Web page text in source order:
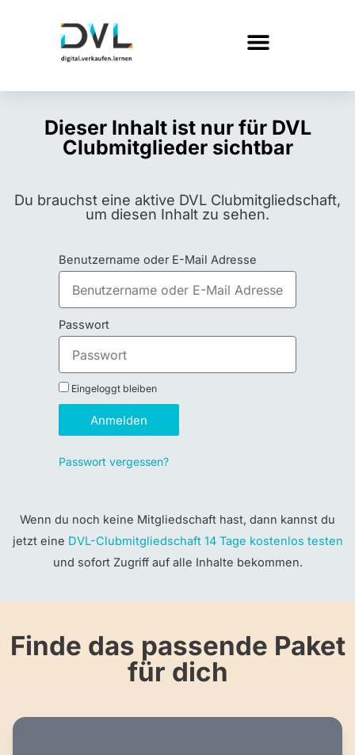
Dieser Inhalt ist nur für DVL
Clubmitglieder sichtbar
Du brauchst eine aktive DVL Clubmitgliedschaft,
um diesen Inhalt zu sehen.
Benutzername oder E-Mail Adresse
Passwort
Eingeloggt bleiben
Anmelden
Passwort vergessen?
Wenn du noch keine Mitgliedschaft hast, dann kannst du
jetzt eine DVL-Clubmitgliedschaft 14 Tage kostenlos testen
und sofort Zugriff auf alle Inhalte bekommen.
Finde das passende Paket
für dich